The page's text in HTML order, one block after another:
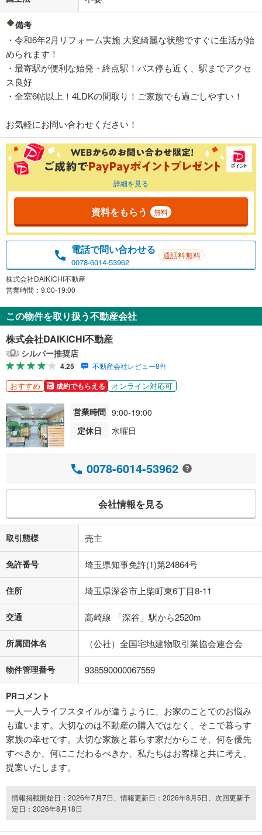
備考
・令和6年2月リフォーム実施 大変綺麗な状態ですぐに生活が始
められます！
・最寄駅が便利な始発・終点駅！バス停も近く、駅までアクセ
ス良好
・全室6帖以上！4LDKの間取り！ご家族でも過ごしやすい！
お気軽にお問い合わせください！
詳細を見る
資料をもらう 無料
電話で問い合わせる
0078-6014-53962
通話料無料
株式会社DAIKICHI不動産
営業時間：9:00-19:00
この物件を取り扱う不動産会社
株式会社DAIKICHI不動産
シルバー推奨店
4.25 不動産会社レビュー8件
おすすめ 成約でもらえる オンライン対応可
営業時間 9:00-19:00
定休日
水曜日
0078-6014-53962
会社情報を見る
取引態様 売主
免許番号 埼玉県知事免許(1)第24864号
住所 埼玉県深谷市上柴町東6丁目8-11
交通 高崎線 「深谷」駅から2520m
所属団体名 （公社）全国宅地建物取引業協会連合会
物件管理番号 938590000067559
PRコメント
一人一人ライフスタイルが違うように、お家のことでのお悩み
も違います。大切なのは不動産の購入ではなく、そこで暮らす
家族の幸せです。大切な家族と暮らす家だからこそ、何を優先
すべきか、何にこだわるべきか、私たちはお客様と共に考え、
提案いたします。
情報掲載開始日：2026年7月7日、情報更新日：2026年8月5日、次回更新予
定日：2026年8月18日